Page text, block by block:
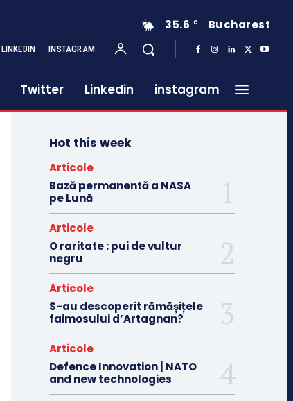
35.6 C Bucharest
LINKEDIN INSTAGRAM
Twitter Linkedin instagram
Hot this week
Articole
Bază permanentă a NASA
pe Lună
Articole
O raritate : pui de vultur
negru
Articole
S-au descoperit rămășițele
faimosului d’Artagnan?
Articole
Defence Innovation | NATO
and new technologies